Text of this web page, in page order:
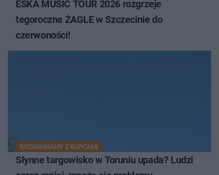
ESKA MUSIC TOUR 2026 rozgrzeje
tegoroczne ŻAGLE w Szczecinie do
czerwoności!
ROZMAWIAMY Z KUPCAMI
Słynne targowisko w Toruniu upada? Ludzi